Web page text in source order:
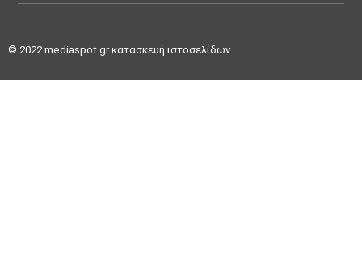
© 2022mediaspot.gr κατασκευή ιστοσελίδων